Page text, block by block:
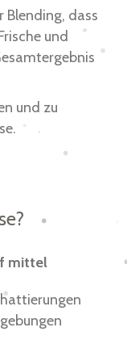
Blending, dass
und
und zu
mittel